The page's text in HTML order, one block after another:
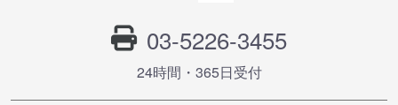
03-5226-3455
24時間・365⽇受付